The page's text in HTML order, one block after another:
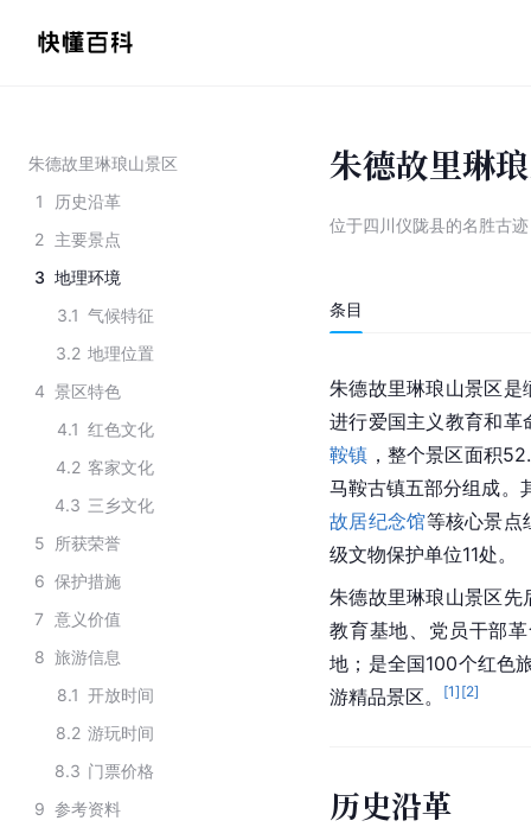
朱德故里琳琅山景区
1
历史沿革
2 主要景点
3 地理环境
3.1 气候特征
3.2 地理位置
4 景区特色
4.1 红色文化
4.2 客家文化
4.3 三乡文化
5 所获荣誉
6 保护措施
7 意义价值
8 旅游信息
8.1 开放时间
8.2 游玩时间
8.3 门票价格
9 参考资料
朱德故里琳
位于四川仪陇县的名胜古迹
条目
朱德故里琳琅山景区是
进行爱国主义教育和革
鞍镇 ，整个景区面积
马鞍古镇五部分组成。
故居纪念馆等核心景点
级文物保护单位11处。
朱德故里琳琅山景区先
教育基地 、党员干部
地；是全国100个红色
游精品景区。
[1] [2]
历史沿革